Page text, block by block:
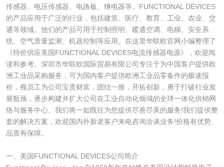
传感器、电压传感器、电路板、继电器等。FUNCTIONAL DEVICES
的产品应用于广泛的行业，包括建筑、医疗、教育、工业、农业、交
通等领域。他们的产品可用于控制照明、暖通空调、电梯、安全系
统、空气质量监测、机器控制等应用。在这里华联欧官网小编整理了
《特价供应美国FUNCTIONAL DEVICES电流传感器电源》，欢迎阅
读和参考。深圳市华联欧国际贸易有限公司专注于为中国客户提供欧
洲工业品采购服务，可为国内客户提供欧洲工业品零备件的极速报
价，视员工为公司宝贵财富，团结一致，开拓创新，勇于打破行业发
展瓶颈，逐步构建并扩大公司在工业自动化领域的全球一体化供销网
络与服务中心。我们将一如既往为您提供尽善尽美的服务!我们提供整
套的解决方案，欢迎国内外新老客户来电咨询洽谈业务!价格有优势、
品质有保障。
一、美国FUNCTIONAL DEVICES公司简介